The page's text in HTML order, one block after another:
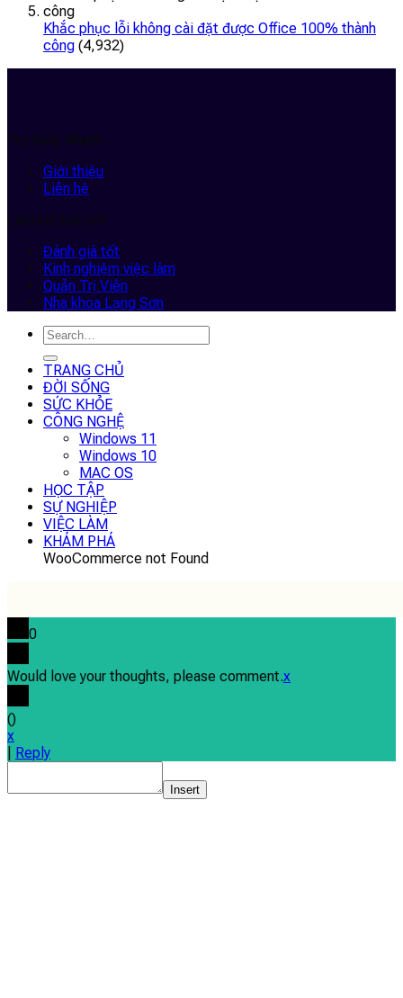
Khắc phục lỗi không cài đặt được Office 100% thành
công (4,932)
Trợ Giúp Nhanh
Giới thiệu
Liên hệ
Liên kết hữu ích
Đánh giá tốt
Kinh nghiệm việc làm
Quản Trị Viên
Nha khoa Lạng Sơn
TRANG CHỦ
ĐỜI SỐNG
SỨC KHỎE
CÔNG NGHỆ
Windows 11
Windows 10
MAC OS
HỌC TẬP
SỰ NGHIỆP
VIỆC LÀM
KHÁM PHÁ
WooCommerce not Found
0
Would love your thoughts, please comment.x
()
x
Reply
Insert